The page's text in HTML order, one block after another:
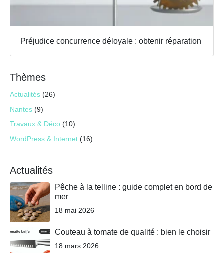
Préjudice concurrence déloyale : obtenir réparation
Thèmes
Actualités (26)
Nantes (9)
Travaux & Déco (10)
WordPress & Internet (16)
Actualités
Pêche à la telline : guide complet en bord de
mer
18 mai 2026
Couteau à tomate de qualité : bien le choisir
18 mars 2026